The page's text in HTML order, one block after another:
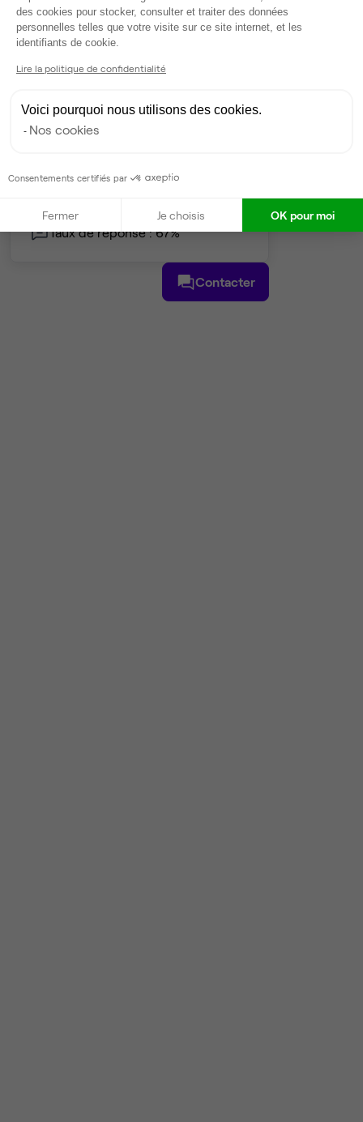
Climatisation
Espace d'attente
Voir plus
Gestionnaire de l'espace
Répond dans la journée
Taux de réponse : 67%
Contacter
des cookies pour stocker, consulter et traiter des données
personnelles telles que votre visite sur ce site internet, et les
identifiants de cookie.
Lire la politique de confidentialité
Voici pourquoi nous utilisons des cookies.
Nos cookies
Consentements certifiés par
Fermer Je choisis OK pour moi